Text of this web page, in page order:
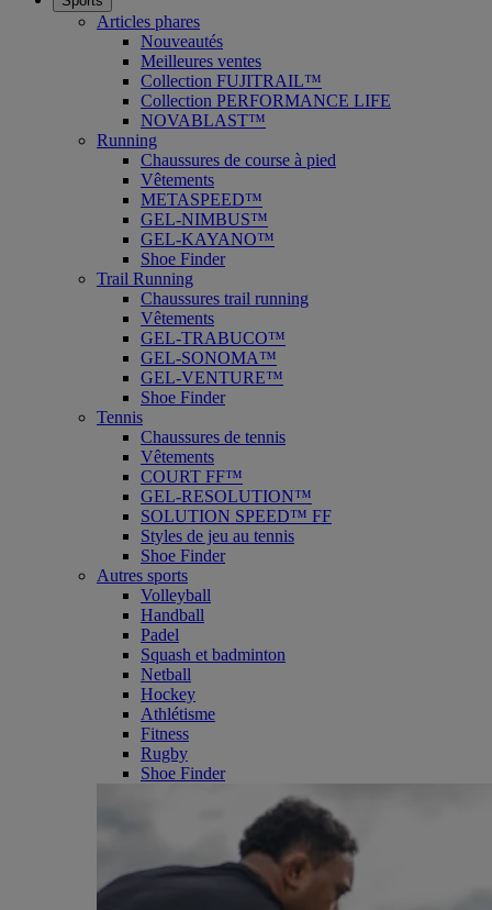
Articles phares
Nouveautés
Meilleures ventes
Collection FUJITRAIL™
Collection PERFORMANCE LIFE
NOVABLAST™
Running
Chaussures de course à pied
Vêtements
METASPEED™
GEL-NIMBUS™
GEL-KAYANO™
Shoe Finder
Trail Running
Chaussures trail running
Vêtements
GEL-TRABUCO™
GEL-SONOMA™
GEL-VENTURE™
Shoe Finder
Tennis
Chaussures de tennis
Vêtements
COURT FF™
GEL-RESOLUTION™
SOLUTION SPEED™ FF
Styles de jeu au tennis
Shoe Finder
Autres sports
Volleyball
Handball
Padel
Squash et badminton
Netball
Hockey
Athlétisme
Fitness
Rugby
Shoe Finder